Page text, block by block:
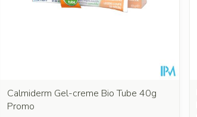
Calmiderm Gel-creme Bio Tube 40g
Promo